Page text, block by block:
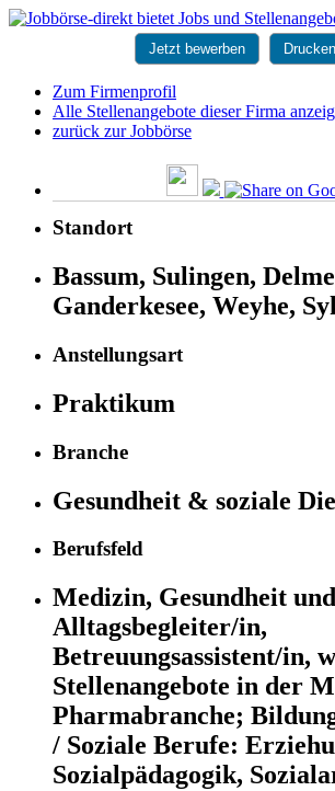
Jetzt bewerben Drucken
Zum Firmenprofil
Alle Stellenangebote dieser Firma
zurück zur Jobbörse
Standort
Bassum, Sulingen,
Ganderkesee, Weyhe,
Anstellungsart
Praktikum
Branche
Gesundheit & soziale
Berufsfeld
Medizin, Gesundheit
Alltagsbegleiter/in,
Betreuungsassistent/in,
Stellenangebote in der
Pharmabranche;
/ Soziale Berufe:
Sozialpädagogik,